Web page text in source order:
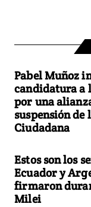
Pabel Muñoz
candidatura a
por una
suspensión de
Ciudadana
Estos son los
Ecuador y
firmaron
Milei